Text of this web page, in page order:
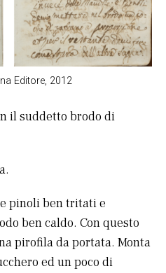
Editore, 2012
il suddetto brodo di
pinoli ben tritati e
ben caldo. Con questo
pirofila da portata. Monta
ed un poco di